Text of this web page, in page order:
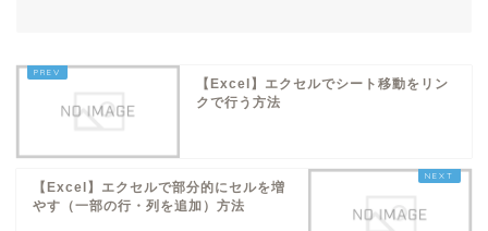
【Excel】エクセルでシート移動をリン
クで行う方法
【Excel】エクセルで部分的にセルを増
やす（一部の行・列を追加）方法